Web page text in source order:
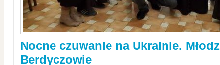
Nocne czuwanie na Ukrainie.
Berdyczowie